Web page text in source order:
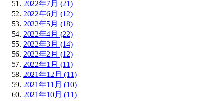
2022年7月 (21)
2022年6月 (12)
2022年5月 (18)
2022年4月 (22)
2022年3月 (14)
2022年2月 (12)
2022年1月 (11)
2021年12月 (11)
2021年11月 (10)
2021年10月 (11)